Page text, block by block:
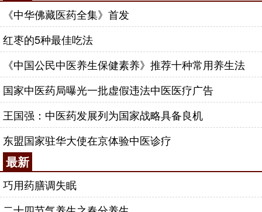
《中华佛藏医药全集》首发
红枣的5种最佳吃法
《中国公民中医养生保健素养》推荐十种常用养生法
国家中医药局曝光一批虚假违法中医医疗广告
王国强：中医药发展列为国家战略具备良机
东盟国家驻华大使在京体验中医诊疗
最新
巧用药膳调失眠